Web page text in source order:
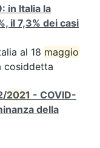
in Italia la
il 7,3% dei casi
al 18 maggio
cosiddetta
2021 - COVID-
della